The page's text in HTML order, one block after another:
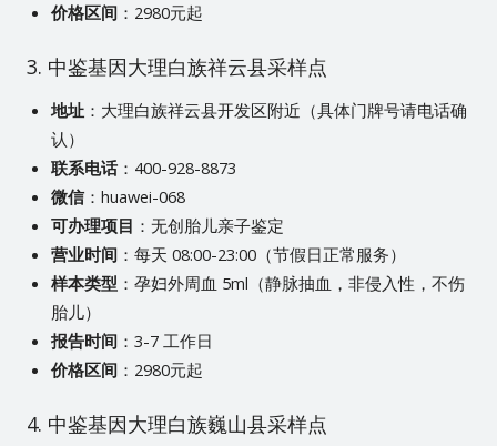
价格区间：2980元起
3. 中鉴基因大理白族祥云县采样点
地址：大理白族祥云县开发区附近（具体门牌号请电话确
认）
联系电话：400-928-8873
微信：huawei-068
可办理项目 ：无创胎儿亲子鉴定
营业时间：每天 08:00-23:00（节假日正常服务）
样本类型 ：孕妇外周血 5ml（静脉抽血，非侵入性，不伤
胎儿）
报告时间：3-7 工作日
价格区间：2980元起
4. 中鉴基因大理白族巍山县采样点